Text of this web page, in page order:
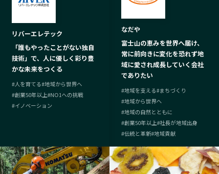
リバーエレテック
「誰もやったことがない独自
技術」で、人に優しく彩り豊
かな未来をつくる
#人を育てる#地域から世界へ
#創業50年以上#NO1への挑戦
#イノベーション
なだや
富士山の恵みを世界へ届け、
常に前向きに変化を恐れず地
域に愛され成長していく会社
でありたい
#地域を支える#まちづくり
#地域から世界へ
#地域の自然とともに
#創業50年以上#社長が地域出身
#伝統と革新#地域貢献